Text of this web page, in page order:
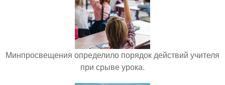
Минпросвещения определило порядок действий учителя
при срыве урока.